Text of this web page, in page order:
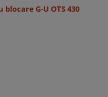
G‑U OTS 430